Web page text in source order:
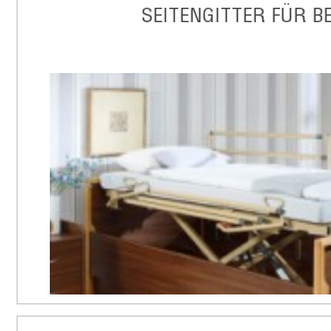
SEITENGITTER FÜR